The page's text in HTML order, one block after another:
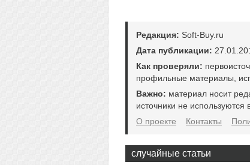
Редакция: Soft-Buy.ru
Дата публикации:
Как проверяли:
профильные материалы,
Важно: материал носит
источники не используются
О проекте
Контакты
случайные статьи